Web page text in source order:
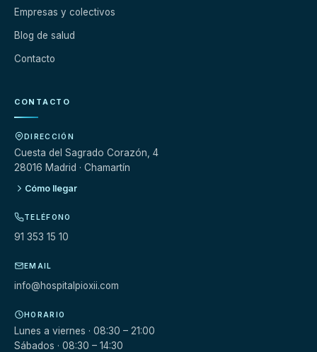
Empresas y colectivos
Blog de salud
Contacto
CONTACTO
DIRECCIÓN
Cuesta del Sagrado Corazón, 4
28016 Madrid · Chamartín
Cómo llegar
TELÉFONO
91 353 15 10
EMAIL
info@hospitalpioxii.com
HORARIO
Lunes a viernes · 08:30 – 21:00
Sábados · 08:30 – 14:30